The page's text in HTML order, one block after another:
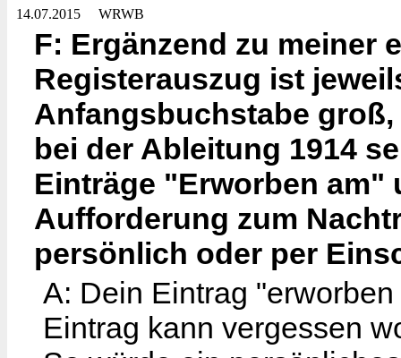
14.07.2015 WRWB
F: Ergänzend zu meiner
Registerauszug ist
Anfangsbuchstabe
bei der Ableitung 1914
Einträge "Erworben
Aufforderung zum
persönlich oder per
A: Dein Eintrag
Eintrag kann vergessen